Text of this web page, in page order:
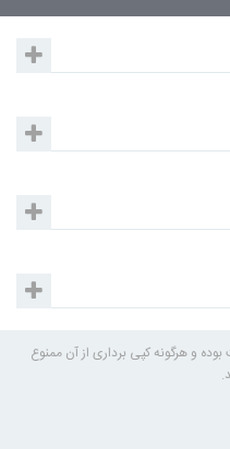
و هرگونه کپی برداری از آن ممنوع